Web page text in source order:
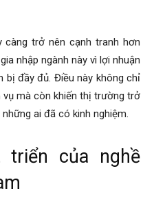
trở nên cạnh tranh hơn
nhập ngành này vì lợi nhuận
bị đầy đủ. Điều này không chỉ
mà còn khiến thị trường trở
ai đã có kinh nghiệm.
triển của nghề